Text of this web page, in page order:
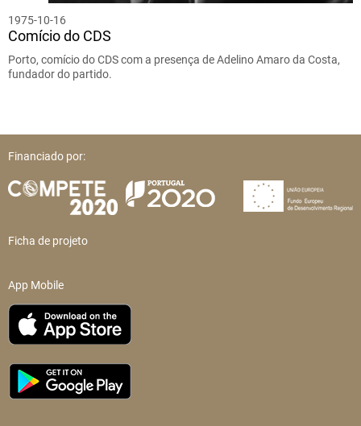
1975-10-16
Comício do CDS
Porto, comício do CDS com a presença de Adelino Amaro da Costa,
fundador do partido.
Financiado por:
Ficha de projeto
App Mobile